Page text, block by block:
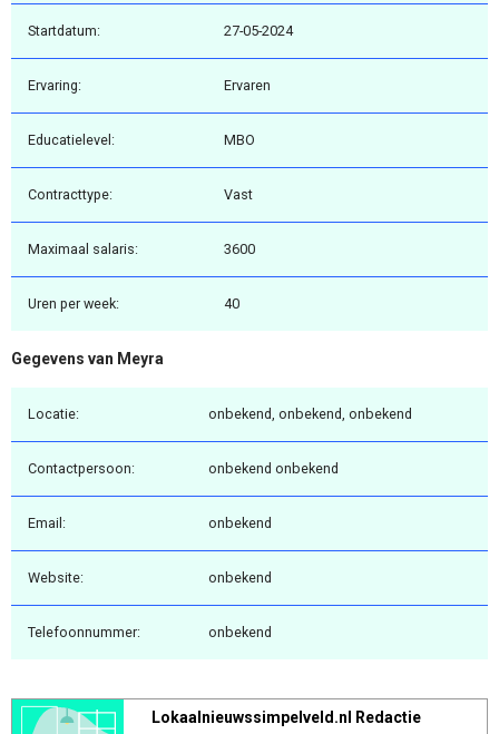
Startdatum: 27-05-2024
Ervaring: Ervaren
Educatielevel: MBO
Contracttype: Vast
Maximaal salaris: 3600
Uren per week: 40
Gegevens van Meyra
Locatie: onbekend, onbekend, onbekend
Contactpersoon: onbekend onbekend
Email: onbekend
Website: onbekend
Telefoonnummer: onbekend
Lokaalnieuwssimpelveld.nl Redactie